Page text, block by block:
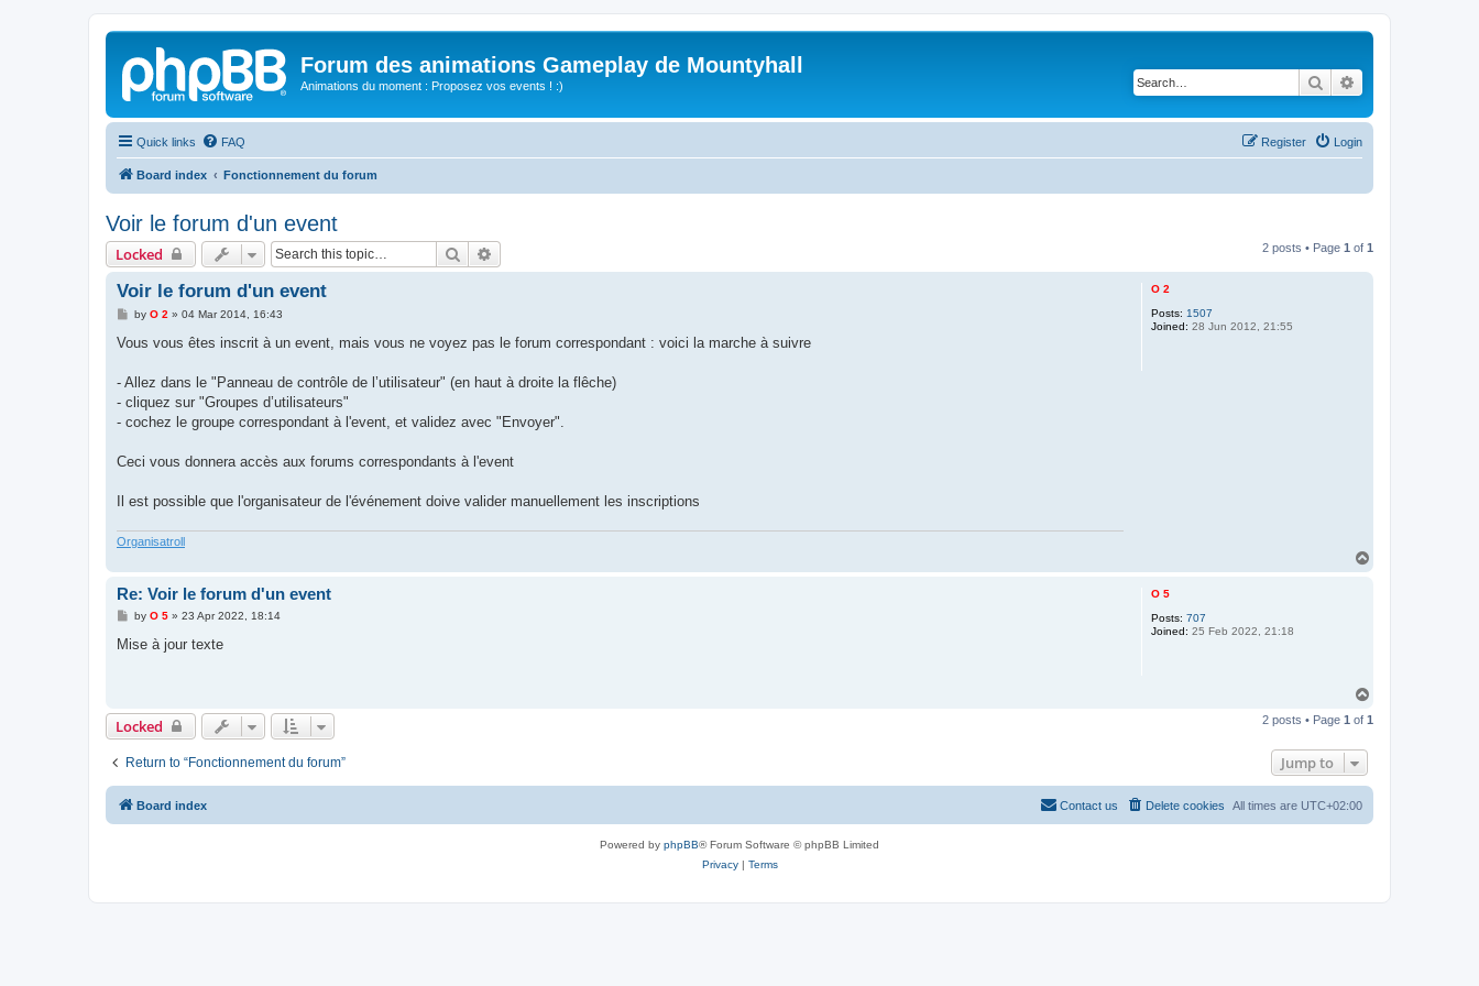
Forum des animations Gameplay de Mountyhall
Animations du moment : Proposez vos events ! :) Search
Quick links FAQ Login
Register
Board index Fonctionnement du forum
Voir le forum d'un event
Locked Search 2 posts • Page 1 of 1
O 2
Posts: 1507
Joined: 28 Jun 2012, 21:55
Voir le forum d'un event
P
s
by O 2 » 04 Mar 2014, 16:43
Vous vous êtes inscrit à un event, mais vous ne voyez pas le forum correspondant : voici la marche à suivre
- Allez dans le "Panneau de contrôle de l’utilisateur" (en haut à droite la flêche)
- cliquez sur "Groupes d’utilisateurs"
- cochez le groupe correspondant à l'event, et validez avec "Envoyer".
Ceci vous donnera accès aux forums correspondants à l'event
Il est possible que l'organisateur de l'événement doive valider manuellement les inscriptions
Organisatroll
O 5
Posts: 707
Joined: 25 Feb 2022, 21:18
Re: Voir le forum d'un event
P
s
by O 5» 23 Apr 2022, 18:14
Mise à jour texte
p
Locked 2 posts • Page 1 of 1
Return to “Fonctionnement du forum” Jump to
Board index All times are UTC+02:00
Delete cookies
Contact us
Powered by phpBB® Forum Software © phpBB Limited
Privacy| Terms